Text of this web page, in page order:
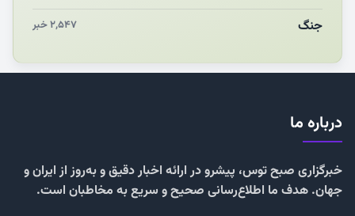
جنگ ۲,۵۴۷ خبر
درباره ما
خبرگزاری صبح توس، پیشرو در ارائه اخبار دقیق و به‌روز از ایران و
جهان. هدف ما اطلاع‌رسانی صحیح و سریع به مخاطبان است.